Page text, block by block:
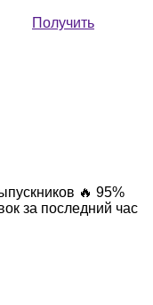
Получить
🔥 95%
за последний час